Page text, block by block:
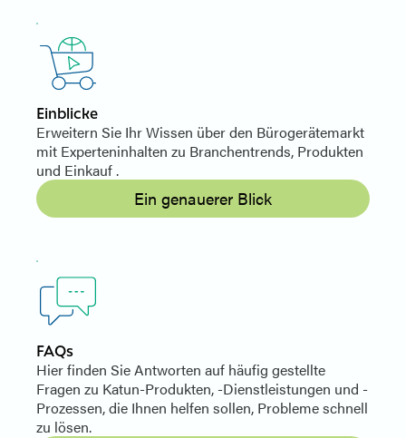
Einblicke
Erweitern Sie Ihr Wissen über den Bürogerätemarkt
mit Experteninhalten zu Branchentrends, Produkten
und Einkauf .
Ein genauerer Blick
FAQs
Hier finden Sie Antworten auf häufig gestellte
Fragen zu Katun-Produkten, -Dienstleistungen und -
Prozessen, die Ihnen helfen sollen, Probleme schnell
zu lösen.